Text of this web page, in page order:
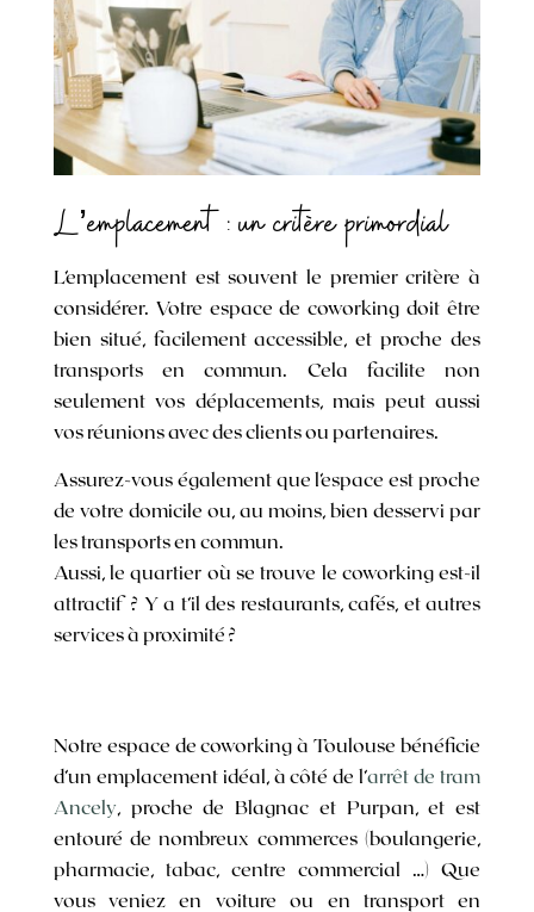
L’emplacement : un critère primordial
L’emplacement est souvent le premier critère à
considérer. Votre espace de coworking doit être
bien situé, facilement accessible, et proche des
transports en commun. Cela facilite non
seulement vos déplacements, mais peut aussi
vos réunions avec des clients ou partenaires.
Assurez-vous également que l’espace est proche
de votre domicile ou, au moins, bien desservi par
les transports en commun.
Aussi, le quartier où se trouve le coworking est-il
attractif ? Y a t’il des restaurants, cafés, et autres
services à proximité ?
Notre espace de coworking à Toulouse bénéficie
d’un emplacement idéal, à côté de l’arrêt de tram
Ancely, proche de Blagnac et Purpan, et est
entouré de nombreux commerces (boulangerie,
pharmacie, tabac, centre commercial …) Que
vous veniez en voiture ou en transport en